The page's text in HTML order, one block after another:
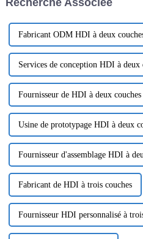
Recherche Associée
Fabricant ODM HDI à deux
Services de conception HDI à deux
Fournisseur de HDI à deux
Usine de prototypage HDI à deux
Fournisseur d'assemblage HDI à
Fabricant de HDI à trois couches
Fournisseur HDI personnalisé à